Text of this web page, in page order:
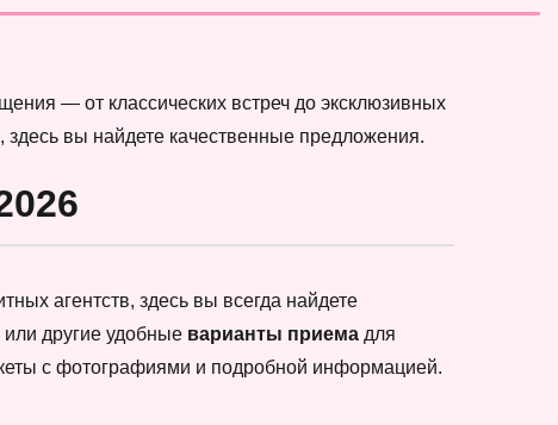
— от классических встреч до эксклюзивных
вы найдете качественные предложения.
агентств, здесь вы всегда найдете
или другие удобные варианты приема для
с фотографиями и подробной информацией.